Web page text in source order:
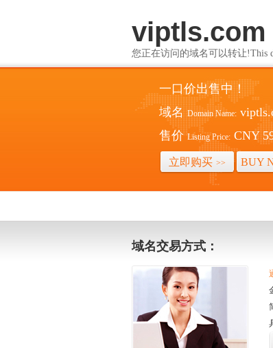
viptls.com
您正在访问的域名可以转让!This
一口价出售中！
域名 Domain Name:
售价 Listing Price: CNY
立即购买 >> BUY
域名交易方式：